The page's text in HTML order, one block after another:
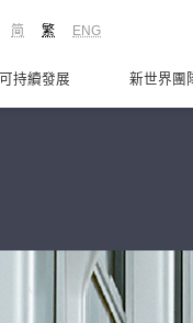
ENG
繁
简
可持續發展 新世界團